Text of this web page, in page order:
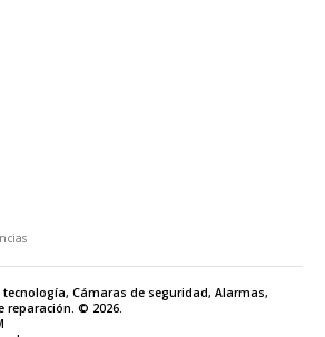
Cámaras de seguridad, Alarmas,
reparación. © 2026.